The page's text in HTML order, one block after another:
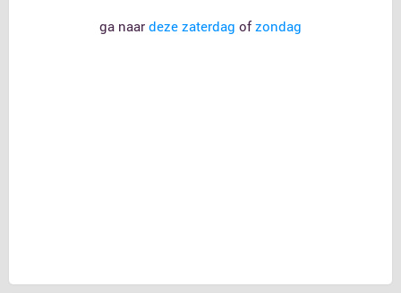
ga naar deze zaterdag ofzondag